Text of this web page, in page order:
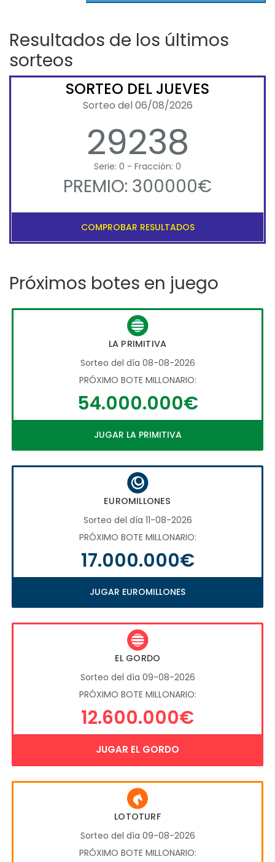
Resultados de los últimos
sorteos
SORTEO DEL JUEVES
Sorteo del 06/08/2026
29238
Serie: 0 - Fracción: 0
PREMIO: 300000€
COMPROBAR RESULTADOS
Próximos botes en juego
LA PRIMITIVA
Sorteo del día 08-08-2026
PRÓXIMO BOTE MILLONARIO:
54.000.000€
JUGAR LA PRIMITIVA
EUROMILLONES
Sorteo del día 11-08-2026
PRÓXIMO BOTE MILLONARIO:
17.000.000€
JUGAR EUROMILLONES
EL GORDO
Sorteo del día 09-08-2026
PRÓXIMO BOTE MILLONARIO:
12.600.000€
JUGAR EL GORDO
LOTOTURF
Sorteo del día 09-08-2026
PRÓXIMO BOTE MILLONARIO: